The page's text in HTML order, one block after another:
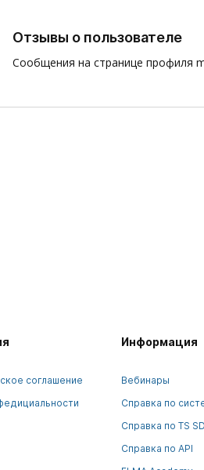
Отзывы о пользователе
Сообщения на странице профиля
соглашение
Информация
Вебинары
Справка по
Справка по TS
Справка по API